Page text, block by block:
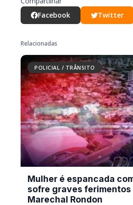
Facebook
Twitter
Relacionadas
POLICIAL / TRÂNSITO
Mulher é espancada
sofre graves ferimentos
Marechal Rondon